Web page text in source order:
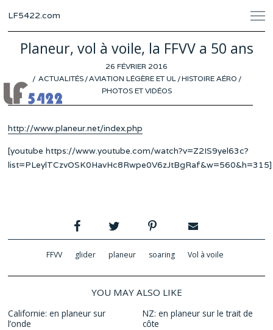
LF5422.com
Planeur, vol à voile, la FFVV a 50 ans
POSTED
ON
26 FÉVRIER 2016
ACTUALITÉS /AVIATION LÉGÈRE ET UL /HISTOIRE AÉRO /
PHOTOS ET VIDÉOS
http://www.planeur.net/index.php
[youtube https://www.youtube.com/watch?v=Z2IS9yel63c?
list=PLeylTCzvOSK0HavHc8Rwpe0V6zJtBgRaf&w=560&h=315]
FFVV glider planeur soaring Vol à voile
YOU MAY ALSO LIKE
Californie: en planeur sur
l’onde
NZ: en planeur sur le trait de
côte